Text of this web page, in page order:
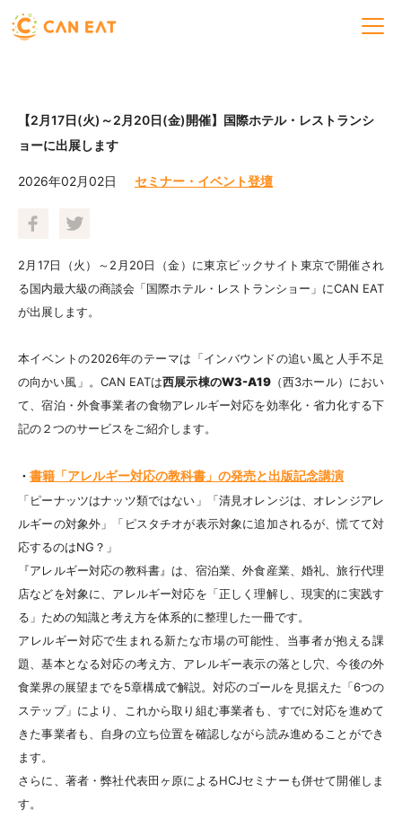
【2月17日(火)～2月20日(金)開催】国際ホテル・レストランシ
ョーに出展します
2026年02月02日 セミナー・イベント登壇
2月17日（火）～2月20日（金）に東京ビックサイト東京で開催され
る国内最大級の商談会「国際ホテル・レストランショー」にCAN EAT
が出展します。
本イベントの2026年のテーマは「インバウンドの追い風と人手不足
の向かい風」。CAN EATは西展示棟のW3-A19（西3ホール）におい
て、宿泊・外食事業者の食物アレルギー対応を効率化・省力化する下
記の２つのサービスをご紹介します。
・ 書籍「アレルギー対応の教科書」の発売と出版記念講演
「ピーナッツはナッツ類ではない」「清見オレンジは、オレンジアレ
ルギーの対象外」「ピスタチオが表示対象に追加されるが、慌てて対
応するのはNG？」
『アレルギー対応の教科書』は、宿泊業、外食産業、婚礼、旅行代理
店などを対象に、アレルギー対応を「正しく理解し、現実的に実践す
る」ための知識と考え方を体系的に整理した一冊です。
アレルギー対応で生まれる新たな市場の可能性、当事者が抱える課
題、基本となる対応の考え方、アレルギー表示の落とし穴、今後の外
食業界の展望までを5章構成で解説。対応のゴールを見据えた「6つの
ステップ」により、これから取り組む事業者も、すでに対応を進めて
きた事業者も、自身の立ち位置を確認しながら読み進めることができ
ます。
さらに、著者・弊社代表田ヶ原によるHCJセミナーも併せて開催しま
す。